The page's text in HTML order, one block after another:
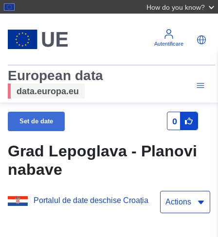
How do you know?
Autentificare
European data
data.europa.eu
Set de date 0
Grad Lepoglava - Planovi
nabave
Portalul de date deschise Croația Actions